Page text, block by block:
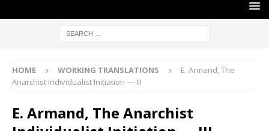
HOME WORKING TRANSLATIONS
E. Armand, The
Anarchist Individualist Initiation — III
E. Armand, The Anarchist